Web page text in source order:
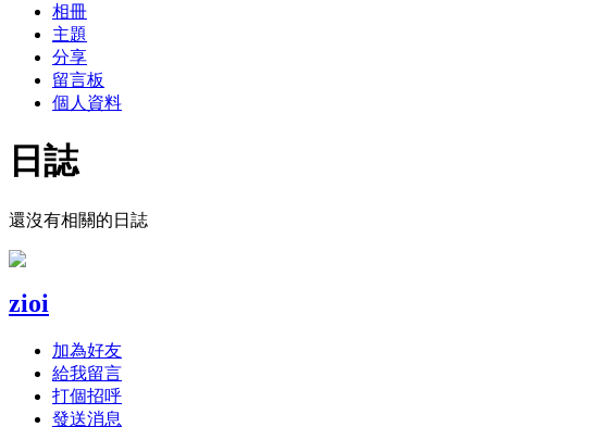
相冊
主題
分享
留言板
個人資料
日誌
還沒有相關的日誌
zioi
加為好友
給我留言
打個招呼
發送消息